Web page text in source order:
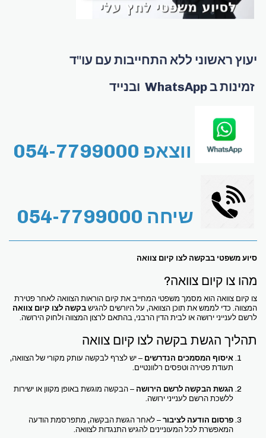
יעוץ ראשוני ללא התחייבות עם עו"ד
זמינות ב WhatsApp ובנייד
ווצאפ 054-7799000
שיחה 054-7799000
סיוע משפטי בבקשה לצו קיום צוואה
מהו צו קיום צוואה?
צו קיום צוואה הוא מסמך משפטי המחייב את קיום הוראות הצוואה לאחר פטירת
המצווה. כדי לממש את תוכן הצוואה, על היורשים להגישבקשה לצו קיום צוואה
לרשם לענייני ירושה או לבית הדין הרבני, בהתאם לרצון המצווה ולחוק הירושה.
תהליך הגשת בקשה לצו קיום צוואה
איסוף המסמכים הנדרשים – יש לצרף לבקשה עותק מקורי של הצוואה,
תעודת פטירה וטפסים רלוונטיים.
הגשת הבקשה לרשם הירושה – הבקשה מוגשת באופן מקוון או ישירות
ללשכת הרשם לענייני ירושה.
פרסום הודעה לציבור– לאחר הגשת הבקשה, מתפרסמת הודעה
המאפשרת לכל המעוניינים להגיש התנגדות לצוואה.